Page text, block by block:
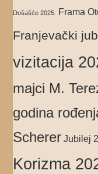
Došašće 2025. Frama
Franjevački
vizitacija
majci M.
godina
Scherer Jubilej
Korizma